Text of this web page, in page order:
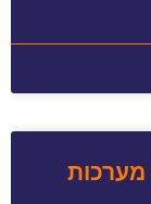
מערכות